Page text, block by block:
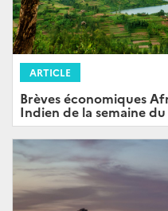
ARTICLE
Brèves économiques
Indien de la semaine